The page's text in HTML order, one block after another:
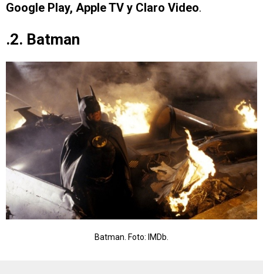
Google Play, Apple TV y Claro Video.
.2. Batman
Batman. Foto: IMDb.